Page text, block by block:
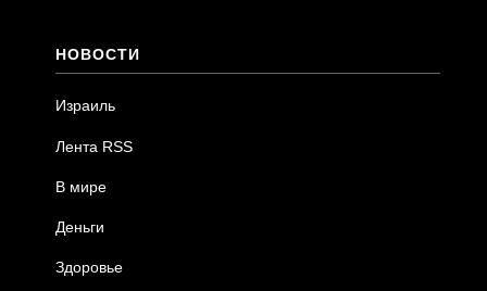
НОВОСТИ
Израиль
Лента RSS
В мире
Деньги
Здоровье